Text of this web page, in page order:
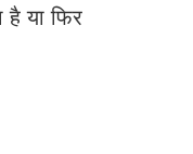
या फिर